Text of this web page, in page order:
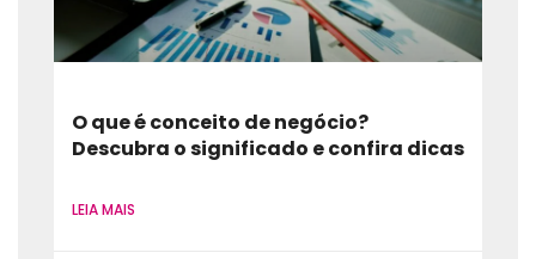
O que é conceito de negócio?
Descubra o significado e confira dicas
LEIA MAIS